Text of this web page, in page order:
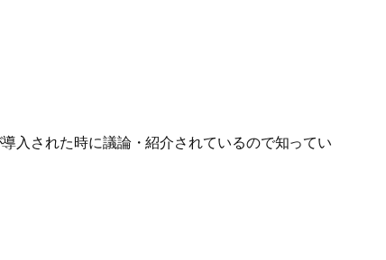
入された時に議論・紹介されているので知ってい